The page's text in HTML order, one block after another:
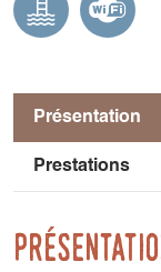
Présentation
Prestations